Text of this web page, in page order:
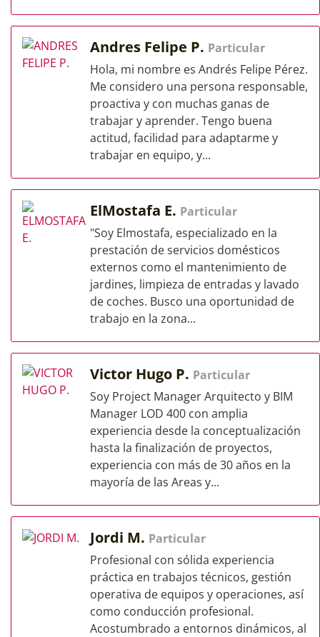
Andres Felipe P. Particular
Hola, mi nombre es Andrés Felipe Pérez.
Me considero una persona responsable,
proactiva y con muchas ganas de
trabajar y aprender. Tengo buena
actitud, facilidad para adaptarme y
trabajar en equipo, y...
ElMostafa E. Particular
"Soy Elmostafa, especializado en la
prestación de servicios domésticos
externos como el mantenimiento de
jardines, limpieza de entradas y lavado
de coches. Busco una oportunidad de
trabajo en la zona...
Victor Hugo P. Particular
Soy Project Manager Arquitecto y BIM
Manager LOD 400 con amplia
experiencia desde la conceptualización
hasta la finalización de proyectos,
experiencia con más de 30 años en la
mayoría de las Areas y...
Jordi M. Particular
Profesional con sólida experiencia
práctica en trabajos técnicos, gestión
operativa de equipos y operaciones, así
como conducción profesional.​
Acostumbrado a entornos dinámicos, al